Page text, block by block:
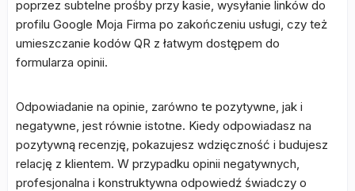
poprzez subtelne prośby przy kasie, wysyłanie linków do
profilu Google Moja Firma po zakończeniu usługi, czy też
umieszczanie kodów QR z łatwym dostępem do
formularza opinii.
Odpowiadanie na opinie, zarówno te pozytywne, jak i
negatywne, jest równie istotne. Kiedy odpowiadasz na
pozytywną recenzję, pokazujesz wdzięczność i budujesz
relację z klientem. W przypadku opinii negatywnych,
profesjonalna i konstruktywna odpowiedź świadczy o